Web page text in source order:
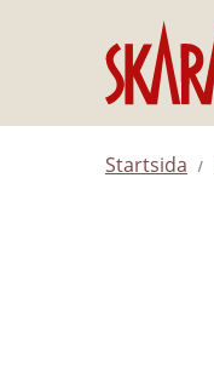
Hoppa till innehåll
Startsida